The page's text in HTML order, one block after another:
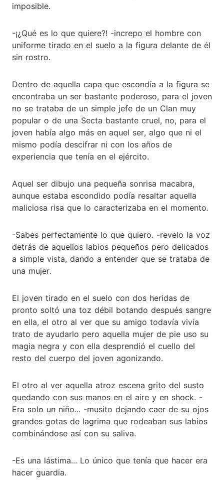
imposible.
-¡¿Qué es lo que quiere?! -increpo el hombre con
uniforme tirado en el suelo a la figura delante de él
sin rostro.
Dentro de aquella capa que escondía a la figura se
encontraba un ser bastante poderoso, para el joven
no se trataba de un simple jefe de un Clan muy
popular o de una Secta bastante cruel, no, para el
joven había algo más en aquel ser, algo que ni el
mismo podía descifrar ni con los años de
experiencia que tenía en el ejército.
Aquel ser dibujo una pequeña sonrisa macabra,
aunque estaba escondido podía resaltar aquella
maliciosa risa que lo caracterizaba en el momento.
-Sabes perfectamente lo que quiero. -revelo la voz
detrás de aquellos labios pequeños pero delicados
a simple vista, dando a entender que se trataba de
una mujer.
El joven tirado en el suelo con dos heridas de
pronto soltó una toz débil botando después sangre
en ella, el otro al ver que su amigo todavía vivía
trato de ayudarlo pero aquella mujer de pie uso su
magia negra y con ella desprendió el cuello del
resto del cuerpo del joven agonizando.
El otro al ver aquella atroz escena grito del susto
quedando con sus manos en el aire y en shock. -
Era solo un niño... -musito dejando caer de su ojos
grandes gotas de lagrima que rodeaban sus labios
combinándose así con su saliva.
-Es una lástima... Lo único que tenía que hacer era
hacer guardia.